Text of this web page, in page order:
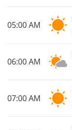
05:00 AM
06:00 AM
07:00 AM